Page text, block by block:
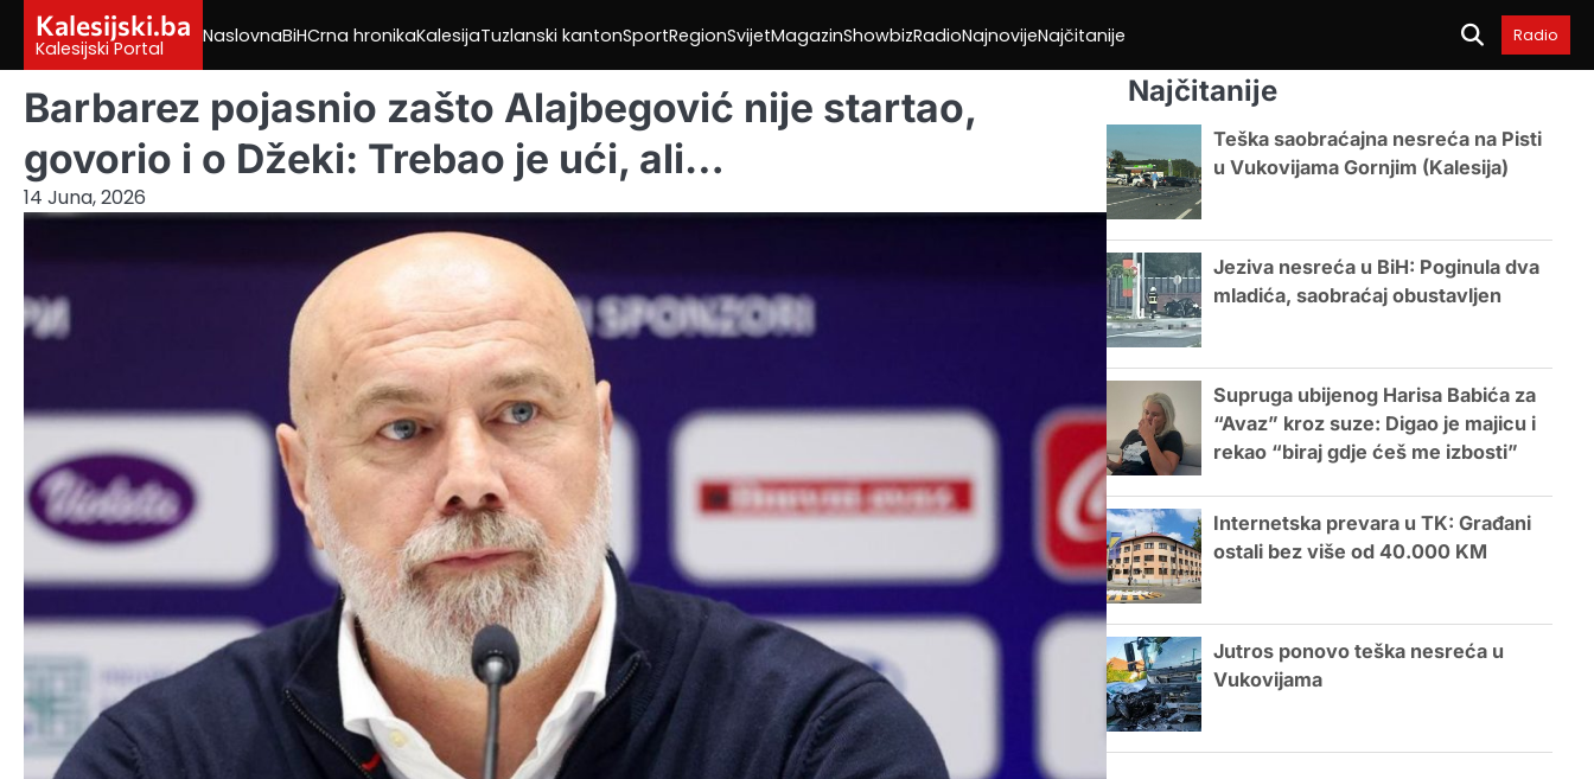
content
Kalesijski.ba
Kalesijski Portal
NaslovnaBiHCrna hronikaKalesijaTuzlanski kantonSportRegionSvijetMagazinShowbizRadioNajnovijeNajčitanije Radio
Barbarez pojasnio zašto Alajbegović nije startao,
govorio i o Džeki: Trebao je ući, ali…
14 Juna, 2026
Najčitanije
Teška saobraćajna nesreća na Pisti
u Vukovijama Gornjim (Kalesija)
Jeziva nesreća u BiH: Poginula dva
mladića, saobraćaj obustavljen
Supruga ubijenog Harisa Babića za
“Avaz” kroz suze: Digao je majicu i
rekao “biraj gdje ćeš me izbosti”
Internetska prevara u TK: Građani
ostali bez više od 40.000 KM
Jutros ponovo teška nesreća u
Vukovijama